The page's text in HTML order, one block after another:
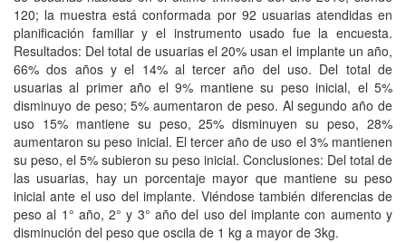
120; la muestra está conformada por 92 usuarias atendidas en
planificación familiar y el instrumento usado fue la encuesta.
Resultados: Del total de usuarias el 20% usan el implante un año,
66% dos años y el 14% al tercer año del uso. Del total de
usuarias al primer año el 9% mantiene su peso inicial, el 5%
disminuyo de peso; 5% aumentaron de peso. Al segundo año de
uso 15% mantiene su peso, 25% disminuyen su peso, 28%
aumentaron su peso inicial. El tercer año de uso el 3% mantienen
su peso, el 5% subieron su peso inicial. Conclusiones: Del total de
las usuarias, hay un porcentaje mayor que mantiene su peso
inicial ante el uso del implante. Viéndose también diferencias de
peso al 1° año, 2° y 3° año del uso del implante con aumento y
disminución del peso que oscila de 1 kg a mayor de 3kg.